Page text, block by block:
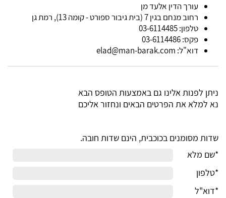
עורך הדין אלעד מן
רחוב מנחם בגין 7 (בית גיבור ספורט - קומה 13), רמת גן
טלפון: 03-6114485
פקס: 03-6114486
דוא"ל: elad@man-barak.com
ניתן לפנות אלינו גם באמצעות הטופס הבא
נא למלא את הפרטים הבאים ונחזור אליכם
שדות מסומנים בכוכבית, הינם שדות חובה.
*שם מלא
*טלפון
*דוא"ל